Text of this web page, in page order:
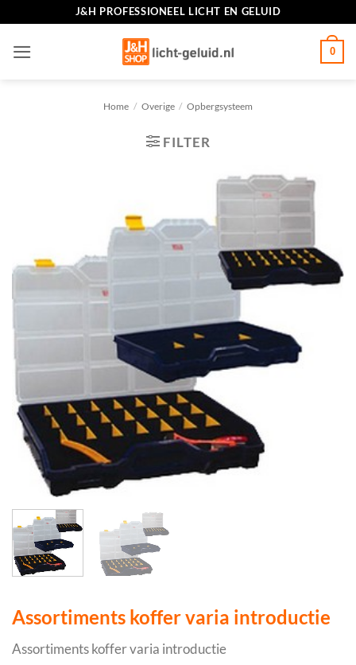
inhoud
J&H PROFESSIONEEL LICHT EN GELUID
0
Home / Overige / Opbergsysteem
FILTER
Assortiments koffer varia introductie
Assortiments koffer varia introductie